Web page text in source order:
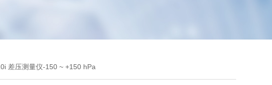
差压测量仪-150 ~ +150 hPa